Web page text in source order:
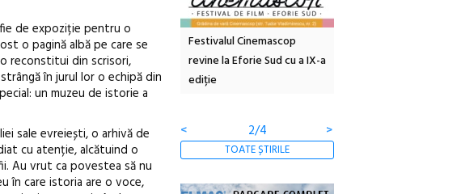
de expoziție pentru o
o pagină albă pe care se
reconstitui din scrisori,
în jurul lor o echipă din
un muzeu de istorie a
sale evreiești, o arhivă de
cu atenție, alcătuind o
Au vrut ca povestea să nu
în care istoria are o voce,
Festivalul Cinemascop
revine la Eforie Sud cu a IX-a
ediție
Sleeping Beauties la Borsec:
dulceață de amintiri la
borcan, o cameră obscură și
<
3/4 >
TOATE ȘTIRILE